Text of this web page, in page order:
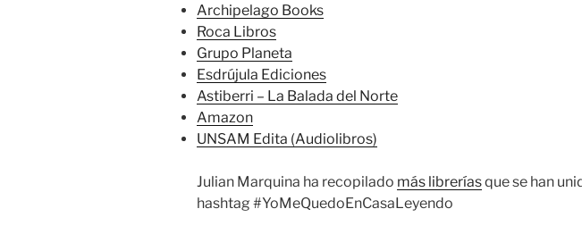
Archipelago Books
Roca Libros
Grupo Planeta
Esdrújula Ediciones
Astiberri – La Balada del Norte
Amazon
UNSAM Edita (Audiolibros)
Julian Marquina ha recopilado más libreríasque se han
hashtag #YoMeQuedoEnCasaLeyendo